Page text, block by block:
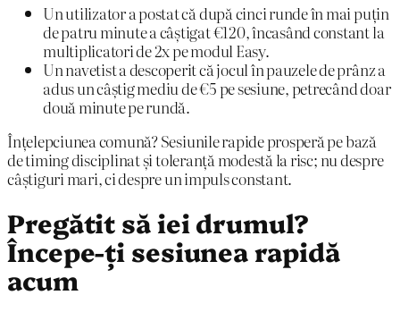
Un utilizator a postat că după cinci runde în mai puțin
de patru minute a câștigat €120, încasând constant la
multiplicatori de 2x pe modul Easy.
Un navetist a descoperit că jocul în pauzele de prânz a
adus un câștig mediu de €5 pe sesiune, petrecând doar
două minute pe rundă.
Înțelepciunea comună? Sesiunile rapide prosperă pe bază
de timing disciplinat și toleranță modestă la risc; nu despre
câștiguri mari, ci despre un impuls constant.
Pregătit să iei drumul?
Începe-ți sesiunea rapidă
acum